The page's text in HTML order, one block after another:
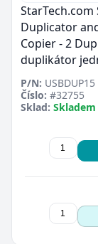
StarTech.com
Duplicator
Copier - 2
duplikátor
P/N: USBDUP15
Číslo: #32755
Sklad: